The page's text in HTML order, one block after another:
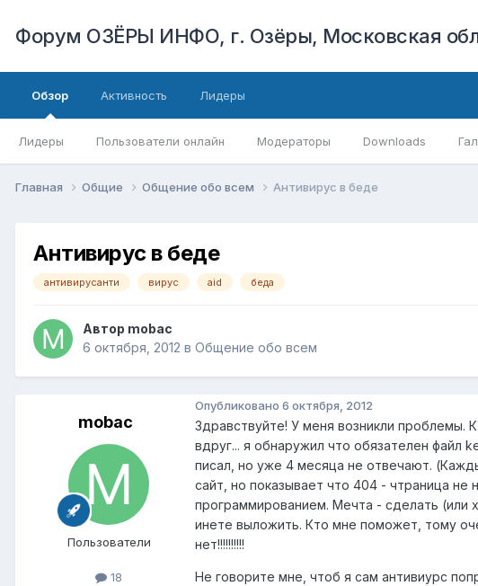
Форум ОЗЁРЫ ИНФО, г. Озёры, Московская
Обзор
Лидеры Пользователи онлайн Модераторы Downloads
Активность Лидеры
Главная Общие Общение обо всем Антивирус в беде
Антивирус в беде
антивирусанти вирус aid беда
Автор mobac
6 октября, 2012 в Общение обо всем
mobac
Пользователи
18
Опубликовано 6 октября, 2012
Здравствуйте! У меня возникли проблемы.
вдруг... я обнаружил что обязателен файл
писал, но уже 4 месяца не отвечают.
сайт, но показывает что 404 - чтраница
программированием. Мечта - сделать (или
инете выложить. Кто мне поможет, тому
нет!!!!!!!!!!
Не говорите мне, чтоб я сам антивиурс